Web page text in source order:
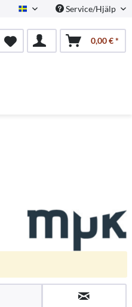
Swedish Service/Hjälp
0,00 € *